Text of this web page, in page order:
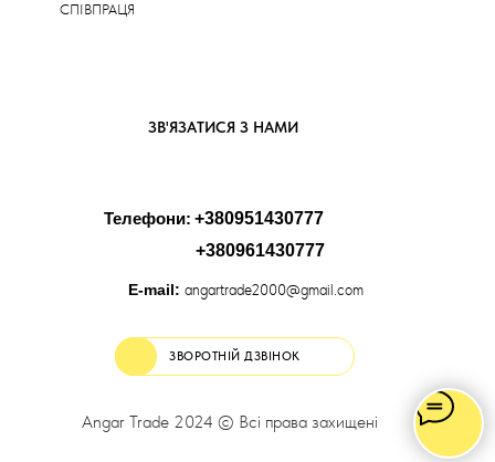
Angar Trade 2024 © Всі права захищені
СПІВПРАЦЯ
ЗВ'ЯЗАТИСЯ З НАМИ
Телефони:
E-mail: angartrade2000@gmail.com
ЗВОРОТНІЙ ДЗВІНОК
+380951430777
+380961430777